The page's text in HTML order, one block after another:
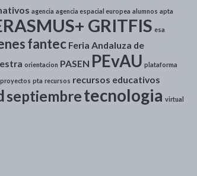
agencia agencia espacial europea alumnos apta
GRITFIS esa
fantec Feria Andaluza de
orientacion PASEN PEvAU plataforma
proyectos pta recursos recursos educativos
septiembretecnologia virtual